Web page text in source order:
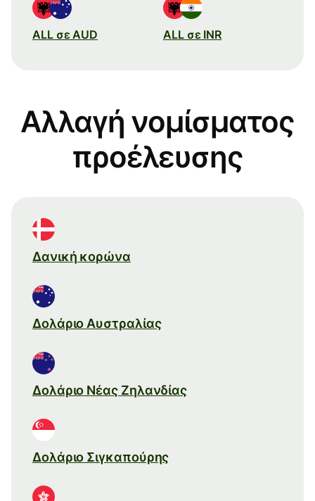
ALL σε AUD ALL σε INR
Αλλαγή νομίσματος
προέλευσης
Δανική κορώνα
Δολάριο Αυστραλίας
Δολάριο Νέας Ζηλανδίας
Δολάριο Σιγκαπούρης